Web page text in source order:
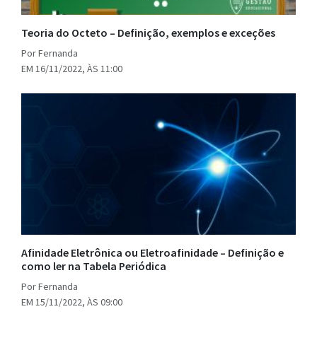
Teoria do Octeto – Definição, exemplos e exceções
Por Fernanda
EM 16/11/2022, ÀS 11:00
Afinidade Eletrônica ou Eletroafinidade – Definição e
como ler na Tabela Periódica
Por Fernanda
EM 15/11/2022, ÀS 09:00